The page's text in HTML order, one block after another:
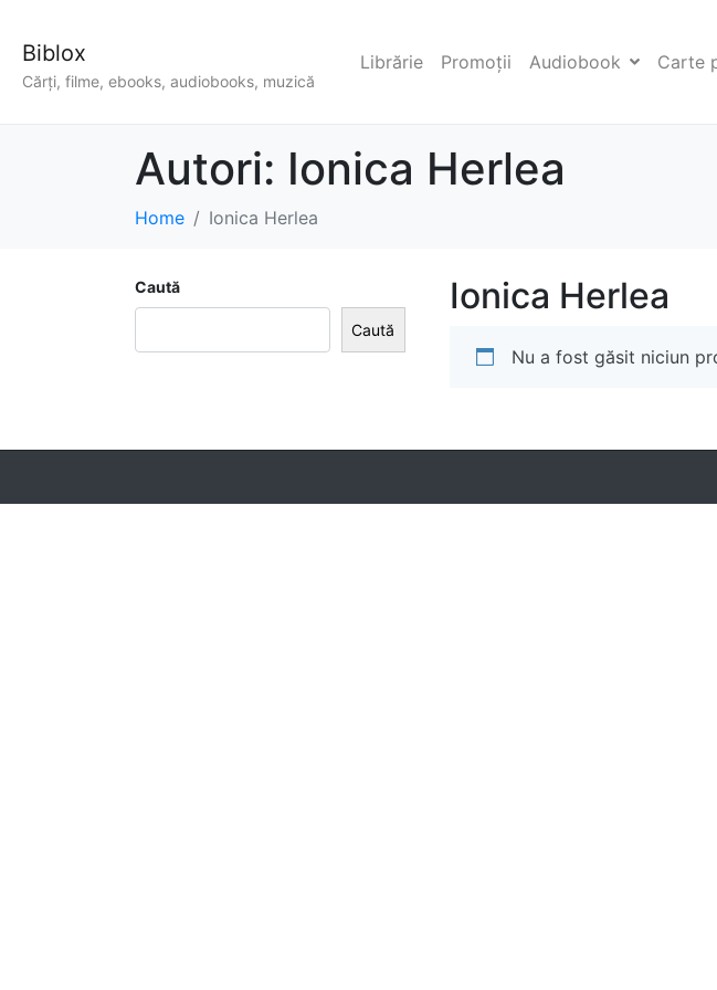
Biblox
Cărți, filme, ebooks, audiobooks, muzică
Librărie Promoții Audiobook Carte
Autori: Ionica Herlea
Home Ionica Herlea
Ionica Herlea
Nu a fost găsit niciun
Caută
Caută